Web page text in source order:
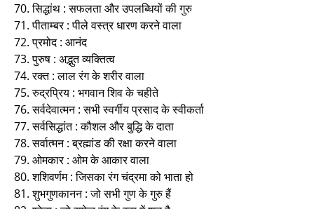
70. सिद्धांथ : सफलता और उपलब्धियों की गुरु
71. पीताम्बर : पीले वस्त्र धारण करने वाला
72. प्रमोद : आनंद
73. पुरुष : अद्भुत व्यक्तित्व
74. रक्त : लाल रंग के शरीर वाला
75. रुद्रप्रिय : भगवान शिव के चहीते
76. सर्वदेवात्मन : सभी स्वर्गीय प्रसाद के स्वीकर्ता
77. सर्वसिद्धांत : कौशल और बुद्धि के दाता
78. सर्वात्मन : ब्रह्मांड की रक्षा करने वाला
79. ओमकार : ओम के आकार वाला
80. शशिवर्णम : जिसका रंग चंद्रमा को भाता हो
81. शुभगुणकानन : जो सभी गुण के गुरु हैं